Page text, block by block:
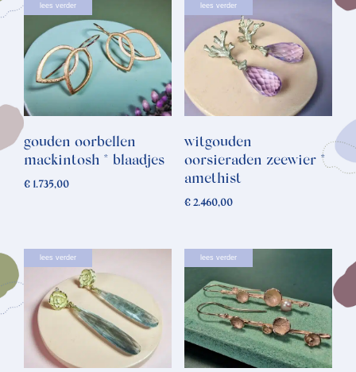
lees verder
gouden oorbellen
mackintosh * blaadjes
€ 1.735,00
lees verder
witgouden
oorsieraden zeewier *
amethist
€2.460,00
lees verder lees verder